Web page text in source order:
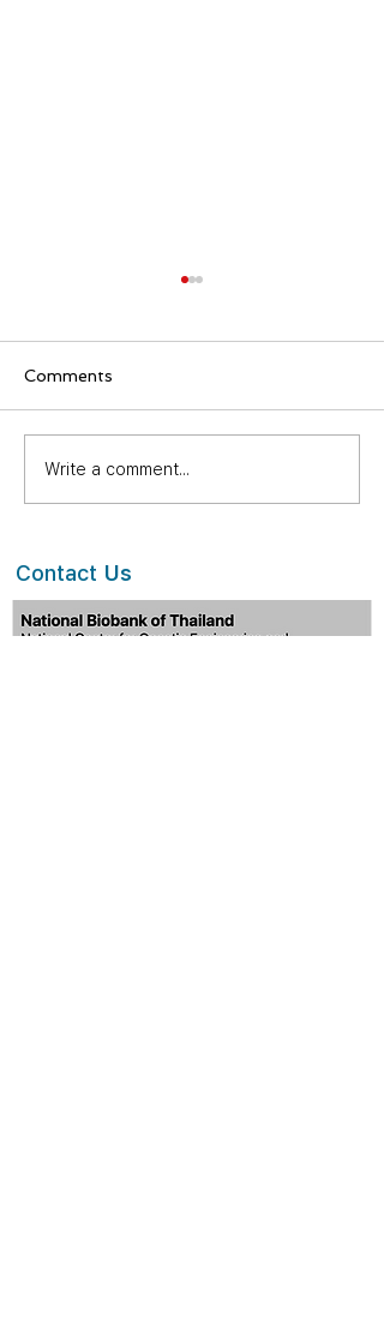
Register for The Thai
Society of Human
genomics Thailand to
better public health: the
time is now” 🧬 🩺 ✨
Comments
Write a comment...
Contact Us